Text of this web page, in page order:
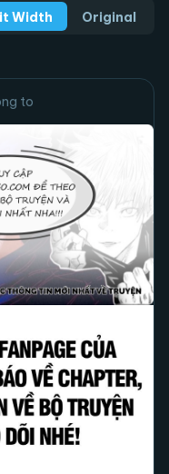
Width Original
to